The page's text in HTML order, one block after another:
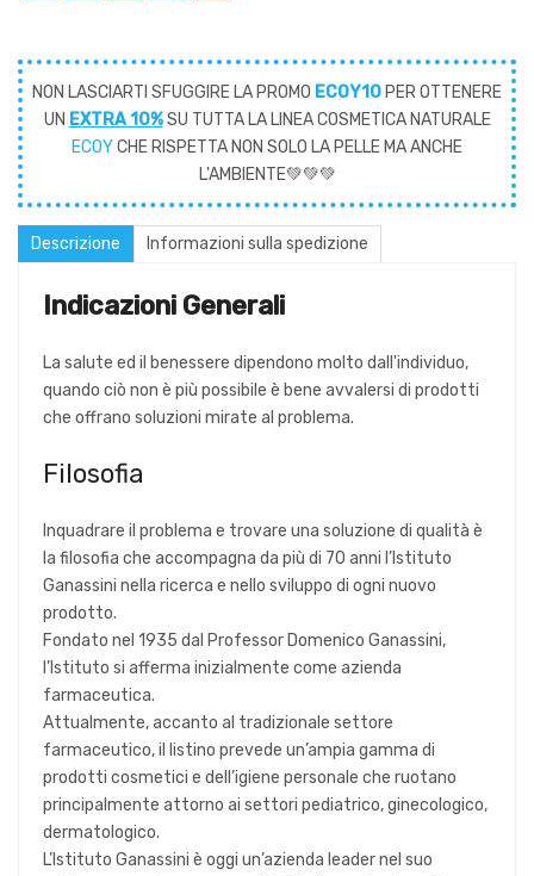
NON LASCIARTI SFUGGIRE LA PROMO ECOY10 PER OTTENERE
UN EXTRA 10%SU TUTTA LA LINEA COSMETICA NATURALE
ECOYCHE RISPETTA NON SOLO LA PELLE MA ANCHE
L'AMBIENTE💚💚💚
Descrizione Informazioni sulla spedizione
Indicazioni Generali
La salute ed il benessere dipendono molto dall'individuo,
quando ciò non è più possibile è bene avvalersi di prodotti
che offrano soluzioni mirate al problema.
Filosofia
Inquadrare il problema e trovare una soluzione di qualità è
la filosofia che accompagna da più di 70 anni l’Istituto
Ganassini nella ricerca e nello sviluppo di ogni nuovo
prodotto.
Fondato nel 1935 dal Professor Domenico Ganassini,
l’Istituto si afferma inizialmente come azienda
farmaceutica.
Attualmente, accanto al tradizionale settore
farmaceutico, il listino prevede un’ampia gamma di
prodotti cosmetici e dell’igiene personale che ruotano
principalmente attorno ai settori pediatrico, ginecologico,
dermatologico.
L’Istituto Ganassini è oggi un’azienda leader nel suo